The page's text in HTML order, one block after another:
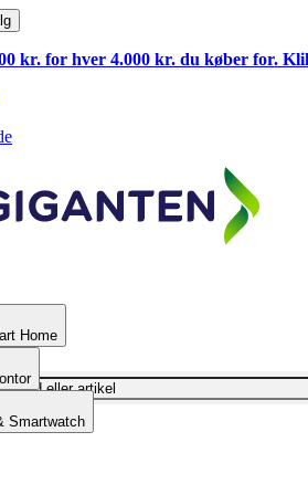
kr. for hver 4.000 kr. du køber for.
Home
Smartwatch